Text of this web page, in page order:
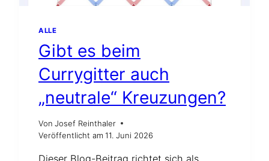
ALLE
Gibt es beim
Currygitter auch
„neutrale“ Kreuzungen?
Von Josef Reinthaler
Veröffentlicht am 11. Juni 2026